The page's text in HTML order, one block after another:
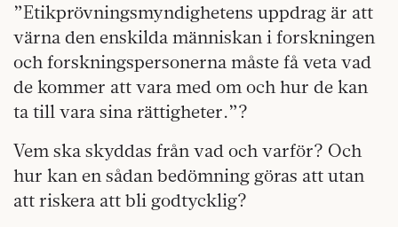
”Etikprövningsmyndighetens uppdrag är att
värna den enskilda människan i forskningen
och forskningspersonerna måste få veta vad
de kommer att vara med om och hur de kan
ta till vara sina rättigheter.”?
Vem ska skyddas från vad och varför? Och
hur kan en sådan bedömning göras att utan
att riskera att bli godtycklig?